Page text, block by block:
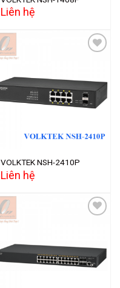
Liên hệ
Add to
wishlist
VOLKTEK NSH-2410P
Liên hệ
Add to
wishlist